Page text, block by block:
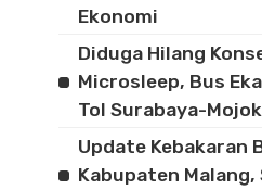
Ekonomi
Diduga Hilang
Microsleep, Bus
Tol Surabaya-
Update Kebakaran
Kabupaten